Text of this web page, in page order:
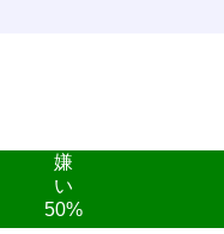
嫌
い
50%